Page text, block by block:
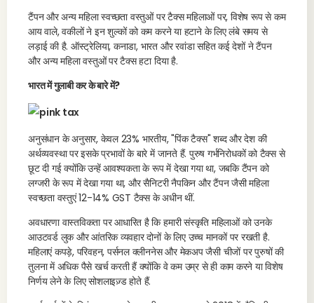
टैंपन और अन्य महिला स्वच्छता वस्तुओं पर टैक्स महिलाओं पर, विशेष रूप से कम
आय वाले, वकीलों ने इन शुल्कों को कम करने या हटाने के लिए लंबे समय से
लड़ाई की है. ऑस्ट्रेलिया, कनाडा, भारत और रवांडा सहित कई देशों ने टैंपन
और अन्य महिला वस्तुओं पर टैक्स हटा दिया है.
भारत में गुलाबी कर के बारे में?
अनुसंधान के अनुसार, केवल 23% भारतीय, "पिंक टैक्स" शब्द और देश की
अर्थव्यवस्था पर इसके प्रभावों के बारे में जानते हैं. पुरुष गर्भनिरोधकों को टैक्स से
छूट दी गई क्योंकि उन्हें आवश्यकता के रूप में देखा गया था, जबकि टैंपन को
लग्जरी के रूप में देखा गया था, और सैनिटरी नैपकिन और टैंपन जैसी महिला
स्वच्छता वस्तुएं 12-14% GST टैक्स के अधीन थीं.
अवधारणा वास्तविकता पर आधारित है कि हमारी संस्कृति महिलाओं को उनके
आउटवर्ड लुक और आंतरिक व्यवहार दोनों के लिए उच्च मानकों पर रखती है.
महिलाएं कपड़े, परिवहन, पर्सनल क्लीननेस और मेकअप जैसी चीजों पर पुरुषों की
तुलना में अधिक पैसे खर्च करती हैं क्योंकि वे कम उम्र से ही काम करने या विशेष
निर्णय लेने के लिए सोशलाइज़्ड होते हैं.